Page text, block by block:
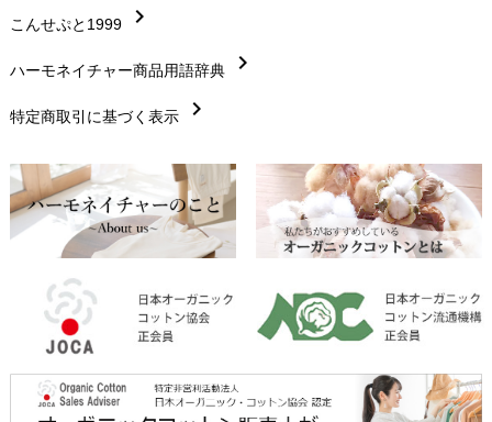
お手入れについて chevron_right
レビューを書こうchevron_right
返品交換chevron_right
FAXでのご注文 chevron_right
お問い合わせchevron_right
こんせぷと1999 chevron_right
ハーモネイチャー商品用語辞典 chevron_right
特定商取引に基づく表示 chevron_right